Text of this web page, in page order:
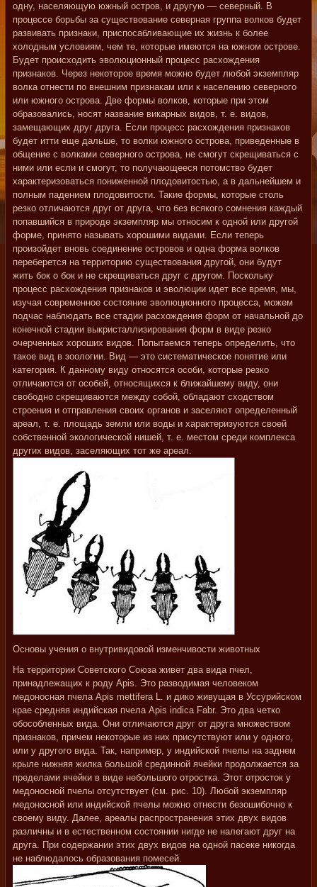
одну, населяющую южный остров, и другую — северный. В
процессе борьбы за существование северная группа волков будет
развивать признаки, приспосабливающие их жизнь к более
холодным условиям, чем те, которые имеются на южном острове.
Будет происходить эволюционный процесс расхождения
признаков. Через некоторое время можно будет любой экземпляр
волка отнести по внешним признакам или к населению северного
или южного острова. Две формы волков, которые при этом
образовались, носят название викарных видов, т. е. видов,
замещающих друг друга. Если процесс расхождения признаков
будет итти еще дальше, то волки южного острова, приведенные в
общение с волками северного острова, не смогут скрещиваться с
ними или если и смогут, то получающееся потомство будет
характеризоваться пониженной плодовитостью, а в дальнейшем и
полным падением плодовитости. Такие формы, которые столь
резко отличаются друг от друга, что без всякого сомнения каждый
попавшийся в природе экземпляр мы относим к одной или другой
форме, принято называть хорошими видами. Если теперь
произойдет вновь соединение островов и одна форма волков
переберется на территорию существования другой, они будут
жить бок о бок и не скрещиваться друг с другом. Поскольку
процесс расхождения признаков и эволюции идет все время, мы,
изучая современное состояние эволюционного процесса, можем
подчас наблюдать все стадии расхождения форм от начальной до
конечной стадии выкристаллизирования форм в виде резко
очерченных хороших видов. Попытаемся теперь определить, что
такое вид в зоологии. Вид — это систематическое понятие или
категория. К данному виду относятся особи, которые резко
отличаются от особей, относящихся к ближайшему виду, они
свободно скрещиваются между собой, обладают сходством
строения и отправления своих органов и заселяют определенный
ареал, т. е. площадь земли или воды и характеризуются своей
собственной экологической нишей, т. е. местом среди комплекса
других видов, заселяющих тот же ареал.
Основы учения о внутривидовой изменчивости животных
На территории Советского Союза живет два вида пчел,
принадлежащих к роду Apis. Это разводимая человеком
медоносная пчела Apis mettifera L. и дико живущая в Уссурийском
крае средняя индийская пчела Apis indica Fabr. Это два четко
обособленных вида. Они отличаются друг от друга множеством
признаков, причем некоторые из них присутствуют или у одного,
или у другого вида. Так, например, у индийской пчелы на заднем
крыле нижняя жилка большой срединной ячейки продолжается за
пределами ячейки в виде небольшого отростка. Этот отросток у
медоносной пчелы отсутствует (см. рис. 10). Любой экземпляр
медоносной или индийской пчелы можно отнести безошибочно к
своему виду. Далее, ареалы распространения этих двух видов
различны и в естественном состоянии нигде не налегают друг на
друга. При содержании этих двух видов на одной пасеке никогда
не наблюдалось образования помесей.